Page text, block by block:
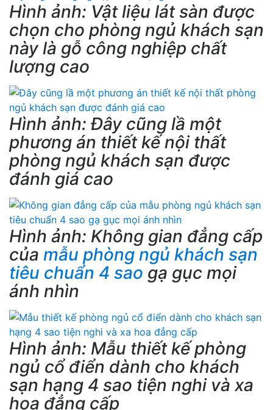
Hình ảnh: Vật liệu lát sàn được
chọn cho phòng ngủ khách sạn
này là gỗ công nghiệp chất
lượng cao
Hình ảnh: Đây cũng lầ một
phương án thiết kế nội thất
phòng ngủ khách sạn được
đánh giá cao
Hình ảnh: Không gian đẳng cấp
của mẫu phòng ngủ khách sạn
tiêu chuẩn 4 sao gạ gục mọi
ánh nhìn
Hình ảnh: Mẫu thiết kế phòng
ngủ cổ điển dành cho khách
sạn hạng 4 sao tiện nghi và xa
hoa đẳng cấp